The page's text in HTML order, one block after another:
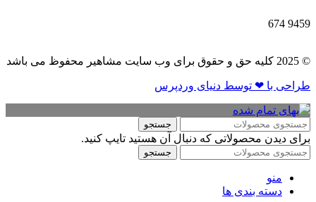
9459
674
© 2025 کلیه حق و حقوق برای وب سایت مشاهیر محفوظ می باشد
طراحی با ❤ توسط​ دنیای وردپرس
جستجو
برای دیدن محصولاتی که دنبال آن هستید تایپ کنید.
جستجو
منو
دسته بندی ها